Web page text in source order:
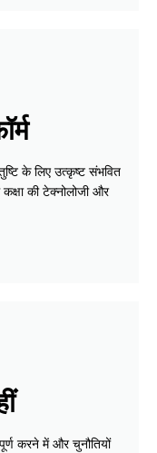
के लिए उत्कृष्‍ट संभवित
की टेक्नोलोजी और
करने में और चुनौतियों